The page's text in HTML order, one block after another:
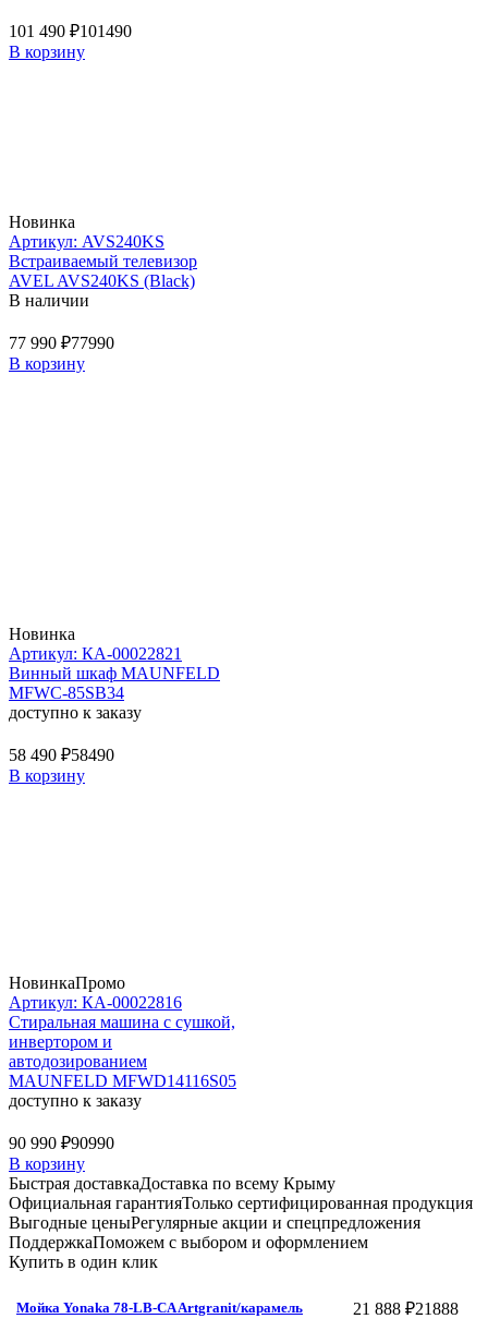
101 490 ₽101490
В корзину
Новинка
Артикул: AVS240KS
Встраиваемый телевизор
AVEL AVS240KS (Black)
В наличии
77 990 ₽77990
В корзину
Новинка
Артикул: КА-00022821
Винный шкаф MAUNFELD
MFWC-85SB34
доступно к заказу
58 490 ₽58490
В корзину
НовинкаПромо
Артикул: КА-00022816
Стиральная машина c сушкой,
инвертором и
автодозированием
MAUNFELD MFWD14116S05
доступно к заказу
90 990 ₽90990
В корзину
Быстрая доставкаДоставка по всему Крыму
Официальная гарантияТолько сертифицированная продукция
Выгодные ценыРегулярные акции и спецпредложения
ПоддержкаПоможем с выбором и оформлением
Купить в один клик
Мойка Yonaka 78-LB-CA Artgranit/карамель 21 888 ₽21888